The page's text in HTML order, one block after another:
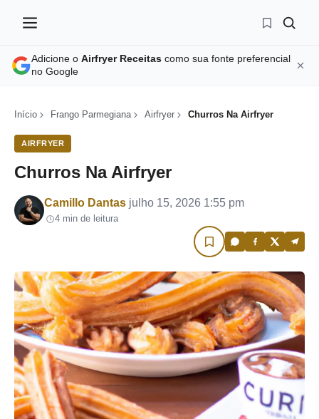
Adicione o Airfryer Receitas como sua fonte preferencial
no Google
Início Frango Parmegiana Airfryer Churros Na Airfryer
AIRFRYER
Churros Na Airfryer
Por
Camillo Dantas julho 15, 2026 1:55 pm
4 min de leitura